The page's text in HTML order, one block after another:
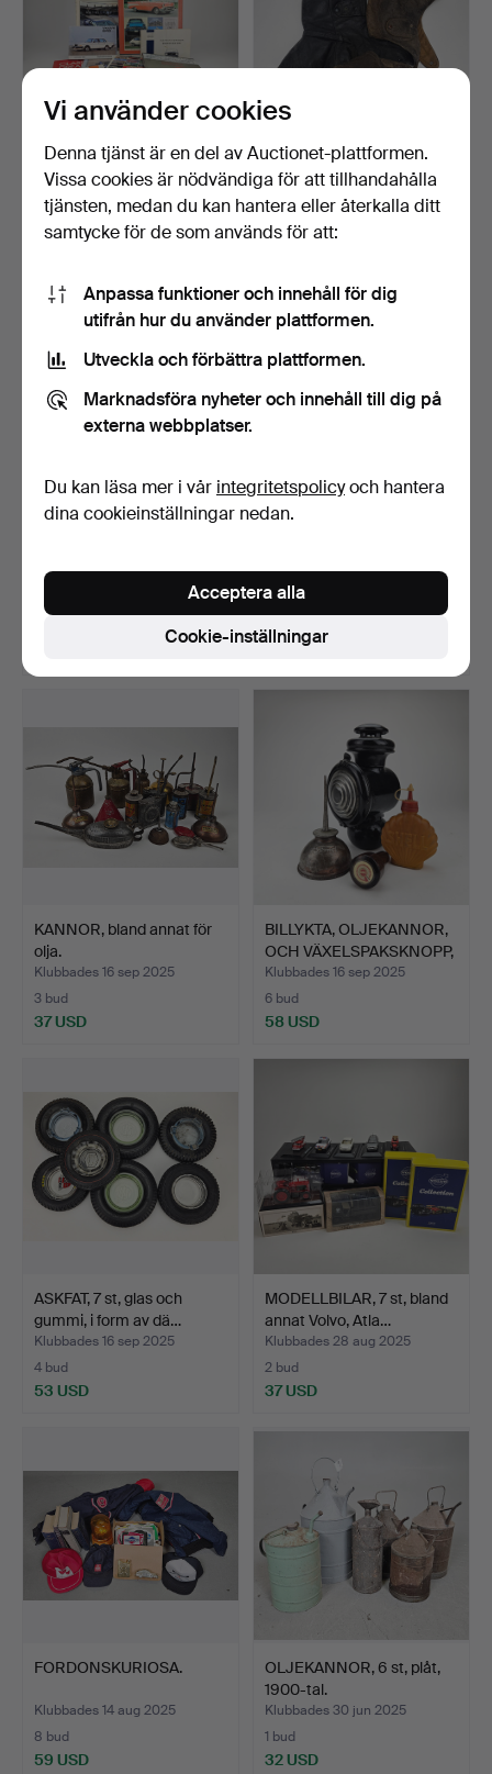
BÖCKER OCH
INSTRUKTIONSBÖCKER,
bland annat…
Klubbades 7 okt 2025
32 USD
MOTORCYKELMÖSSOR, 3
st, läder, 1950/60-tal.
Klubbades 1 okt 2025
32 USD
bland annat Castro…
1950/60-tal.
Klubbades 17 sep 2025
5 bud
53 USD
KANNOR, bland annat för
olja.
Klubbades 16 sep 2025
3 bud
37 USD
BILLYKTA, OLJEKANNOR,
OCH VÄXELSPAKSKNOPP,
…
Klubbades 16 sep 2025
6 bud
58 USD
ASKFAT, 7 st, glas och
gummi, i form av dä…
Klubbades 16 sep 2025
4 bud
53 USD
MODELLBILAR, 7 st, bland
annat Volvo, Atla…
Klubbades 28 aug 2025
2 bud
37 USD
FORDONSKURIOSA.
Klubbades 14 aug 2025
8 bud
59 USD
OLJEKANNOR, 6 st, plåt,
1900-tal.
Klubbades 30 jun 2025
1 bud
32 USD
Vi använder cookies
Denna tjänst är en del av Auctionet-plattformen.
Vissa cookies är nödvändiga för att tillhandahålla
tjänsten, medan du kan hantera eller återkalla ditt
samtycke för de som används för att:
Anpassa funktioner och innehåll för dig
utifrån hur du använder plattformen.
Utveckla och förbättra plattformen.
Marknadsföra nyheter och innehåll till dig på
externa webbplatser.
Du kan läsa mer i vår integritetspolicyoch hantera
dina cookieinställningar nedan.
Cookie-inställningar
Acceptera alla